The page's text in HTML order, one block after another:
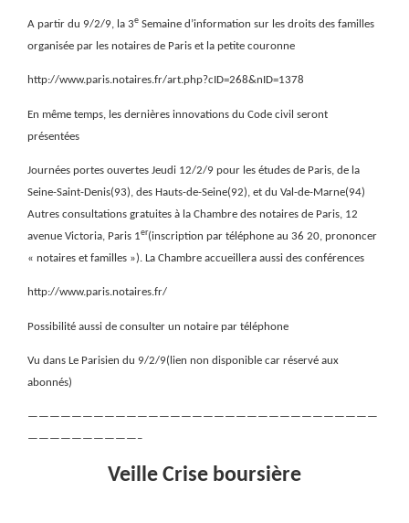
A partir du 9/2/9, la 3e Semaine d’information sur les droits des familles
organisée par les notaires de Paris et la petite couronne
http://www.paris.notaires.fr/art.php?cID=268&nID=1378
En même temps, les dernières innovations du Code civil seront
présentées
Journées portes ouvertes Jeudi 12/2/9 pour les études de Paris, de la
Seine-Saint-Denis(93), des Hauts-de-Seine(92), et du Val-de-Marne(94)
Autres consultations gratuites à la Chambre des notaires de Paris, 12
avenue Victoria, Paris 1er(inscription par téléphone au 36 20, prononcer
« notaires et familles »). La Chambre accueillera aussi des conférences
http://www.paris.notaires.fr/
Possibilité aussi de consulter un notaire par téléphone
Vu dans Le Parisien du 9/2/9(lien non disponible car réservé aux
abonnés)
————————————————————————————————
——————————–
Veille Crise boursière